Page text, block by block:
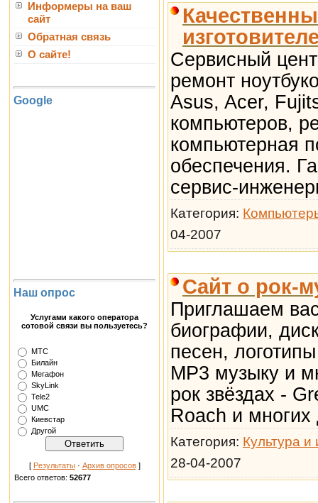
Информеры на ваш
сайт
Обратная связь
О сайте!
Google
Наш опрос
Услугами какого оператора
сотовой связи вы пользуетесь?
МТС
Билайн
Мегафон
SkyLink
Tele2
UMC
Киевстар
Другой
[ Результаты· Архив опросов]
Всего ответов: 52677
Сервисный
ремонт
Asus, Acer,
компьютеров,
компьютерная
обеспечения.
сервис-
Категория:
04-2007
Сайт о рок-
Приглашаем
биографии,
песен,
MP3 музыку и
рок звёздах -
Roach и многих
Категория: Культура и
28-04-2007